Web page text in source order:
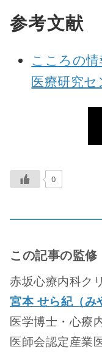
参考文献
こころの
医療研究セ
0
この記事の監修
赤坂心療内科ク
宮本 せら紀（み
医学博士・心療
医師会認定産業